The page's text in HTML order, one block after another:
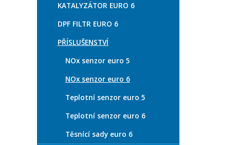
KATALYZÁTOR EURO 6
DPF FILTR EURO 6
PŘÍSLUŠENSTVÍ
NOx senzor euro 5
NOx senzor euro 6
Teplotní senzor euro 5
Teplotní senzor euro 6
Těsnící sady euro 6